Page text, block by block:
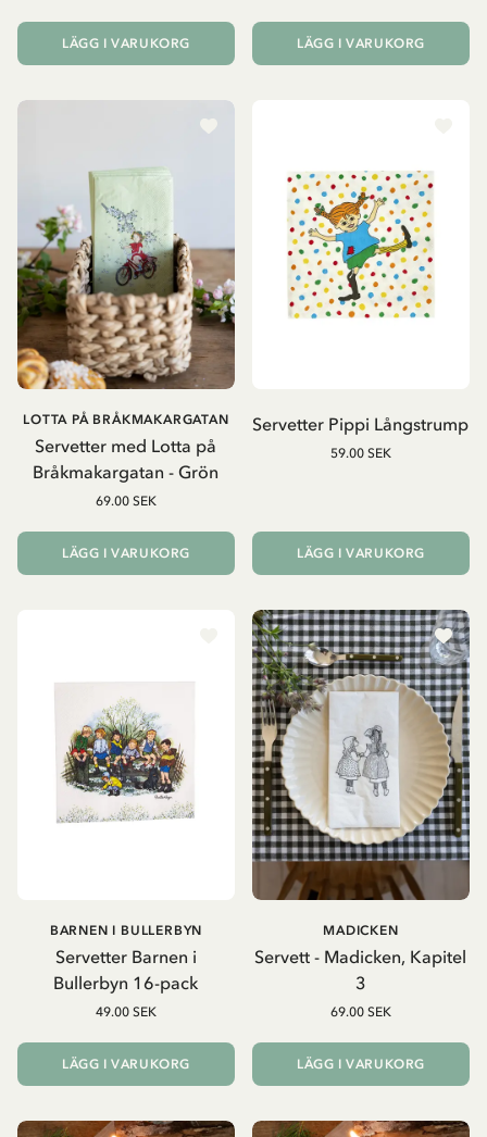
LÄGG I VARUKORG LÄGG I VARUKORG
Servetter med Lotta på
Bråkmakargatan - Grön
LOTTA PÅ BRÅKMAKARGATAN
69.00 SEK
LÄGG I VARUKORG
Servetter Pippi Långstrump
59.00 SEK
LÄGG I VARUKORG
Servetter Barnen i
Bullerbyn 16-pack
BARNEN I BULLERBYN
49.00 SEK
LÄGG I VARUKORG
Servett - Madicken, Kapitel
3
MADICKEN
69.00 SEK
LÄGG I VARUKORG